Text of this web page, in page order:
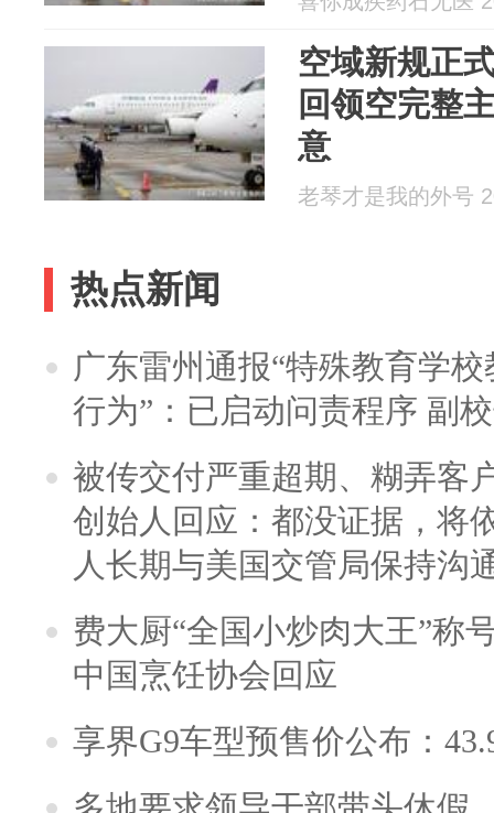
空域新规正
回领空完整
意
老琴才是我的外号
热点新闻
广东雷州通报“特殊教育学
行为”：已启动问责程序 副
被传交付严重超期、糊弄客
创始人回应：都没证据，将
人长期与美国交管局保持沟
费大厨“全国小炒肉大王”称
中国烹饪协会回应
享界G9车型预售价公布：